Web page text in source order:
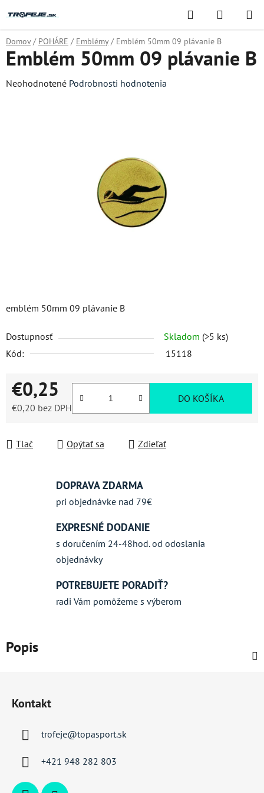
na
obsah
Hľadať
KOŠÍK
Domov / POHÁRE / Emblémy / Emblém 50mm 09 plávanie B
emblém 50mm 09 plávanie B
Dostupnosť Skladom (>5 ks)
Kód:
15118
€0,25
€0,20 bez DPH
DO KOŠÍKA
Tlač Opýtať sa Zdieľať
Emblém 50mm 09 plávanie B
Priemerné
Neohodnotené Podrobnosti hodnotenia
DOPRAVA ZDARMA
pri objednávke nad 79€
EXPRESNÉ DODANIE
s doručením 24-48hod. od odoslania
objednávky
POTREBUJETE PORADIŤ?
radi Vám pomôžeme s výberom
Popis
Kontakt
trofeje@topasport.sk
+421 948 282 803